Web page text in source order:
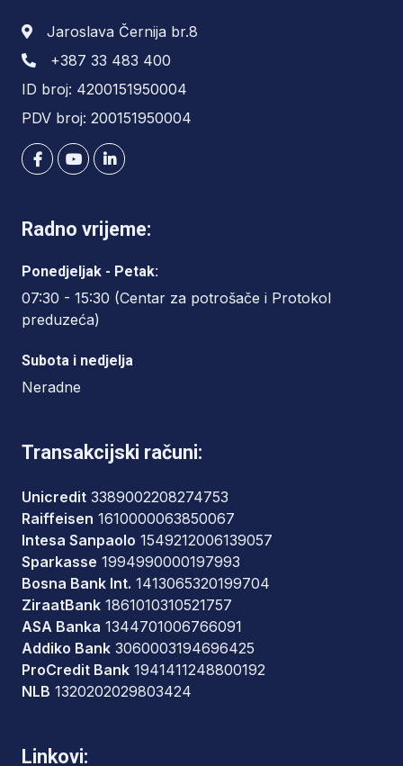
Jaroslava Černija br.8
+387 33 483 400
ID broj: 4200151950004
PDV broj: 200151950004
Radno vrijeme:
Ponedjeljak - Petak:
07:30 - 15:30 (Centar za potrošače i Protokol
preduzeća)
Subota i nedjelja
Neradne
Transakcijski računi:
Unicredit 3389002208274753
Raiffeisen 1610000063850067
Intesa Sanpaolo 1549212006139057
Sparkasse 1994990000197993
Bosna Bank Int. 1413065320199704
ZiraatBank 1861010310521757
ASA Banka 1344701006766091
Addiko Bank 3060003194696425
ProCredit Bank 1941411248800192
NLB 1320202029803424
Linkovi: